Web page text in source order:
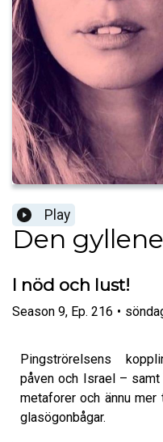
Play
Den
I nöd och lust!
Season 9, Ep. 216 •
Pingströrelsens
påven och Israel – samt
metaforer och ännu
glasögonbågar.